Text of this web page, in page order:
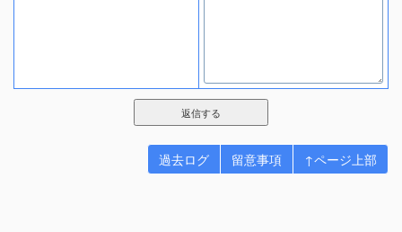
過去ログ 留意事項 ↑ページ上部